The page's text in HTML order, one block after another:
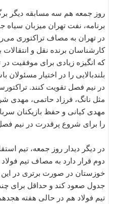
روز جمعه هم سه مسابقه دیگر
برنامه، نفت تهران میزبان
در تهران به مصاف تراکتوری
کارشناسان برنده نقل و
که انگیزه زیادی برای موفقیت
بلندبالایی را در اختیار مسئولان
در نیم فصل تقویت کنند.
مثل نانگ، فرزاد حاتمی، مهدی
مهدی کیانی و حفظ بازیکنان
را برای شروع پرقدرت در نیم
در دیگر دیدار روز جمعه، تیم
دوم قرار دارد به مصاف تیم
خوزستان در صورت برتری در این
جدول صعود کند و حداقل برای
تیم فولاد هم در حالی هفته